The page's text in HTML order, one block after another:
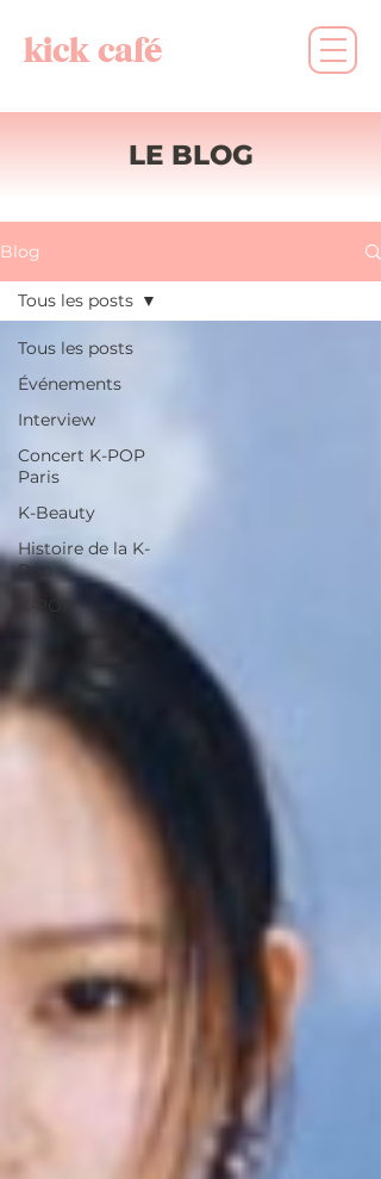
kick café
LE BLOG
Blog
Tous les posts
Événements
Interview
Concert K-POP
Paris
K-Beauty
Histoire de la K-
Pop
K-POP
Tous les posts